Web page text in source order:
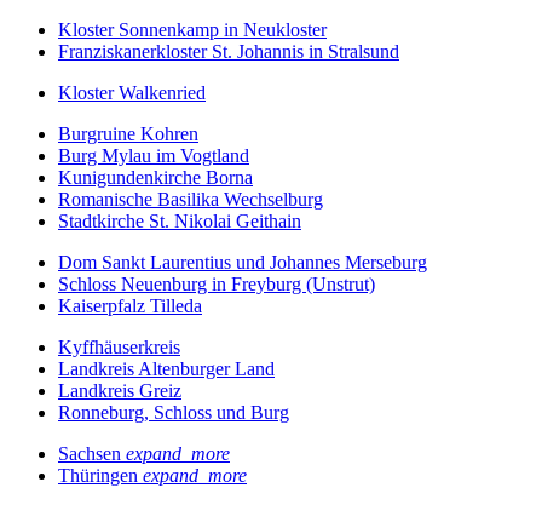
Kloster Sonnenkamp in Neukloster
Franziskanerkloster St. Johannis in Stralsund
Kloster Walkenried
Burgruine Kohren
Burg Mylau im Vogtland
Kunigundenkirche Borna
Romanische Basilika Wechselburg
Stadtkirche St. Nikolai Geithain
Dom Sankt Laurentius und Johannes Merseburg
Schloss Neuenburg in Freyburg (Unstrut)
Kaiserpfalz Tilleda
Kyffhäuserkreis
Landkreis Altenburger Land
Landkreis Greiz
Ronneburg, Schloss und Burg
Sachsen expand_more
Thüringen expand_more